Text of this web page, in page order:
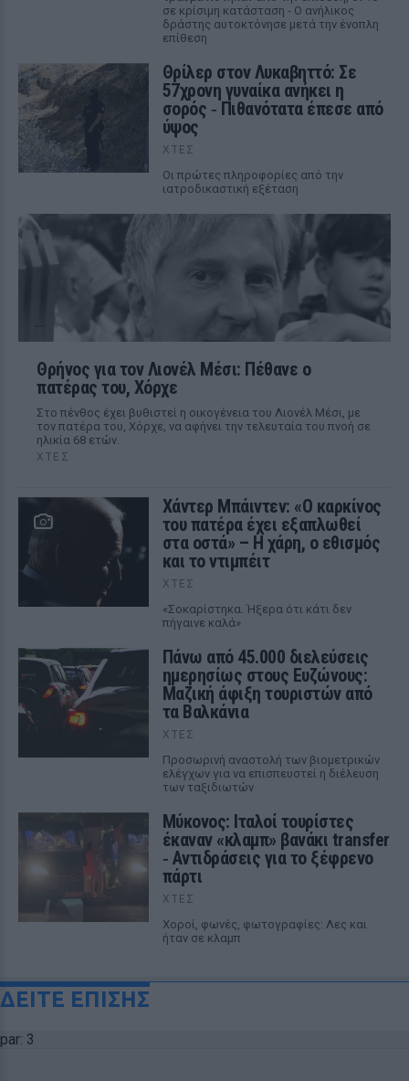
σε κρίσιμη κατάσταση - Ο ανήλικος
δράστης αυτοκτόνησε μετά την ένοπλη
επίθεση
Θρίλερ στον Λυκαβηττό: Σε
57χρονη γυναίκα ανήκει η
σορός ‑ Πιθανότατα έπεσε από
ύψος
ΧΤΕΣ
Οι πρώτες πληροφορίες από την
ιατροδικαστική εξέταση
Θρήνος για τον Λιονέλ Μέσι: Πέθανε ο
πατέρας του, Χόρχε
Στο πένθος έχει βυθιστεί η οικογένεια του Λιονέλ Μέσι, με
τον πατέρα του, Χόρχε, να αφήνει την τελευταία του πνοή σε
ηλικία 68 ετών.
ΧΤΕΣ
Χάντερ Μπάιντεν: «Ο καρκίνος
του πατέρα έχει εξαπλωθεί
στα οστά» – Η χάρη, ο εθισμός
και το ντιμπέιτ
ΧΤΕΣ
«Σοκαρίστηκα. Ήξερα ότι κάτι δεν
πήγαινε καλά»
Πάνω από 45.000 διελεύσεις
ημερησίως στους Ευζώνους:
Μαζική άφιξη τουριστών από
τα Βαλκάνια
ΧΤΕΣ
Προσωρινή αναστολή των βιομετρικών
ελέγχων για να επισπευστεί η διέλευση
των ταξιδιωτών
Μύκονος: Ιταλοί τουρίστες
έκαναν «κλαμπ» βανάκι transfer
‑ Αντιδράσεις για το ξέφρενο
πάρτι
ΧΤΕΣ
Χοροί, φωνές, φωτογραφίες: Λες και
ήταν σε κλαμπ
ΔΕΙΤΕ ΕΠΙΣΗΣ
par: 3